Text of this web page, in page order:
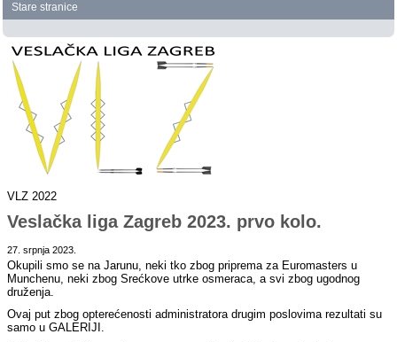
Stare stranice
VLZ 2022
Veslačka liga Zagreb 2023. prvo kolo.
27. srpnja 2023.
Okupili smo se na Jarunu, neki tko zbog priprema za Euromasters u
Munchenu, neki zbog Srećkove utrke osmeraca, a svi zbog ugodnog
druženja.
Ovaj put zbog opterećenosti administratora drugim poslovima rezultati su
samo u GALERIJI.